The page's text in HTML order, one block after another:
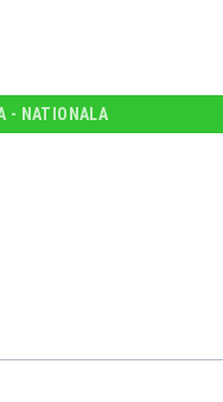
- NATIONALA